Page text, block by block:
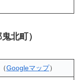
北町）
Googleマップ）